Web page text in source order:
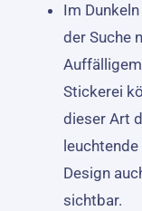
Im
der Suche
Stickerei
dieser Art
Design
sichtbar.